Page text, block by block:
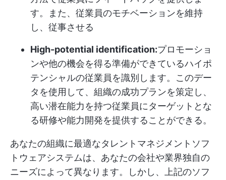
す。また、従業員のモチベーションを維持
し、従事させる
High-potential identification:プロモーショ
ンや他の機会を得る準備ができているハイポ
テンシャルの従業員を識別します。このデー
タを使用して、組織の成功プランを策定し、
高い潜在能力を持つ従業員にターゲットとな
る研修や能力開発を提供することができる。
あなたの組織に最適なタレントマネジメントソフ
トウェアシステムは、あなたの会社や業界独自の
ニーズによって異なります。しかし、上記のソフ